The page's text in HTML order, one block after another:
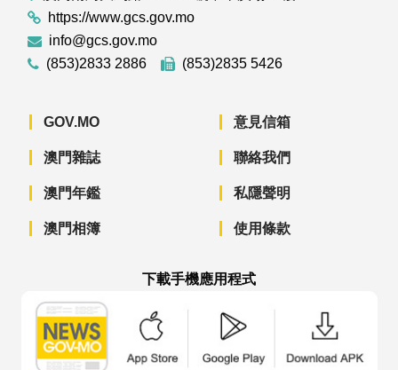
https://www.gcs.gov.mo
info@gcs.gov.mo
(853)2833 2886
(853)2835 5426
GOV.MO
澳門雜誌
澳門年鑑
澳門相簿
意見信箱
聯絡我們
私隱聲明
使用條款
下載手機應用程式